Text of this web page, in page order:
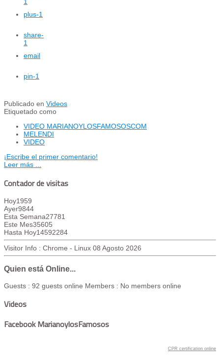
plus-1
share-
1
email
pin-1
Publicado en Videos
Etiquetado como
VIDEO MARIANOYLOSFAMOSOSCOM
MELENDI
VIDEO
¡Escribe el primer comentario!
Leer más ...
Contador de visitas
Hoy1959
Ayer9844
Esta Semana27781
Este Mes35605
Hasta Hoy14592284
Visitor Info : Chrome - Linux 08 Agosto 2026
Quien está Online...
Guests : 92 guests online Members : No members online
Videos
Facebook MarianoylosFamosos
CPR certification online